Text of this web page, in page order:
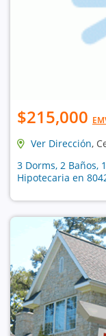
$215,000
Ver Dirección,
3 Dorms, 2 Baños,
Hipotecaria en